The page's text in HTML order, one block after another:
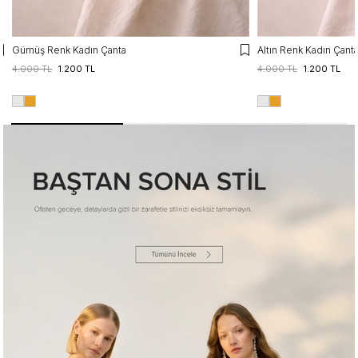
Gümüş Renk Kadın Çanta
1.200 TL
4.000 TL
Altın Renk Kadın Çanta
1.200 TL
4.000 TL